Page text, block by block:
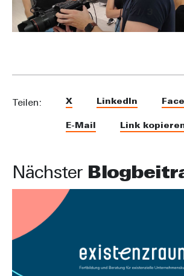
1
Teilen: X LinkedIn
E-Mail Link
Nächster